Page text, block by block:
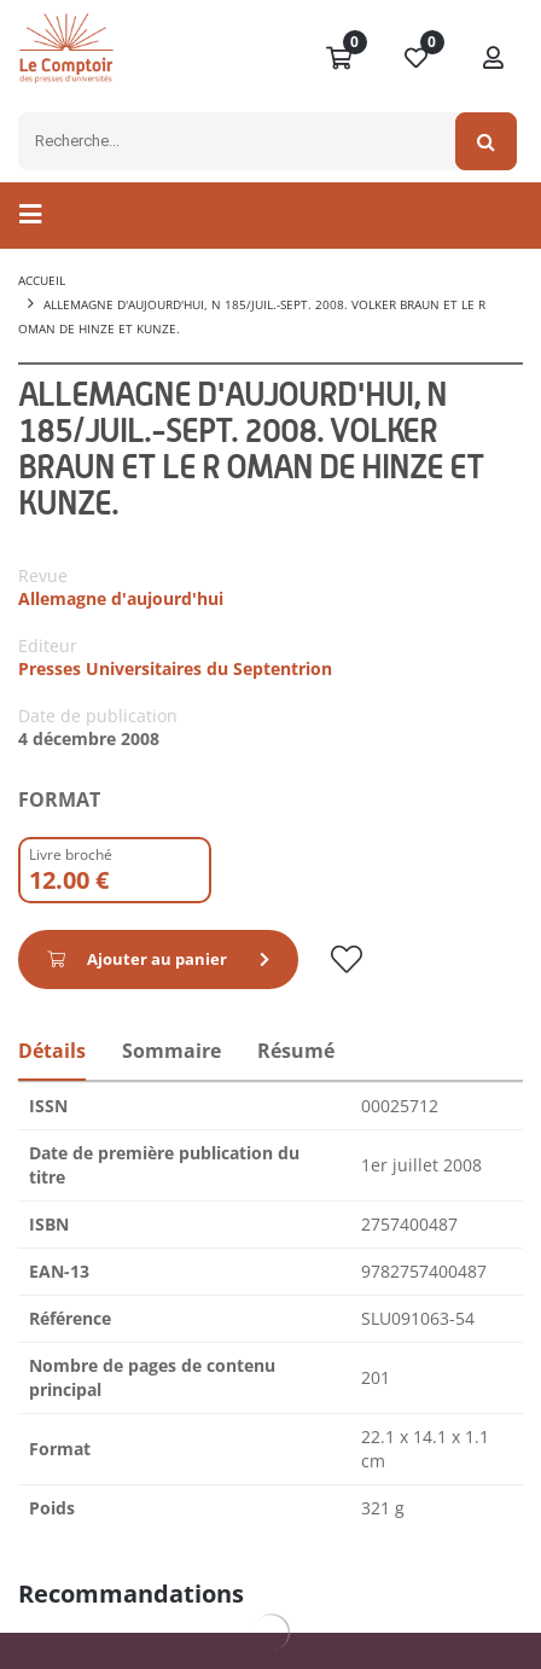
0 0
ACCUEIL
ALLEMAGNE D'AUJOURD'HUI, N 185/JUIL.-SEPT. 2008. VOLKER BRAUN ET LE R
OMAN DE HINZE ET KUNZE.
ALLEMAGNE D'AUJOURD'HUI, N
185/JUIL.-SEPT. 2008. VOLKER
BRAUN ET LE R OMAN DE HINZE ET
KUNZE.
Revue
Allemagne d'aujourd'hui
Editeur
Presses Universitaires du Septentrion
Date de publication
4 décembre 2008
FORMAT
Livre broché
12.00 €
Ajouter au panier
Détails Sommaire Résumé
ISSN 00025712
Date de première publication du
titre
1er juillet 2008
ISBN 2757400487
EAN-13 9782757400487
Référence SLU091063-54
Nombre de pages de contenu
principal
201
Format
22.1 x 14.1 x 1.1
cm
Poids 321 g
Recommandations